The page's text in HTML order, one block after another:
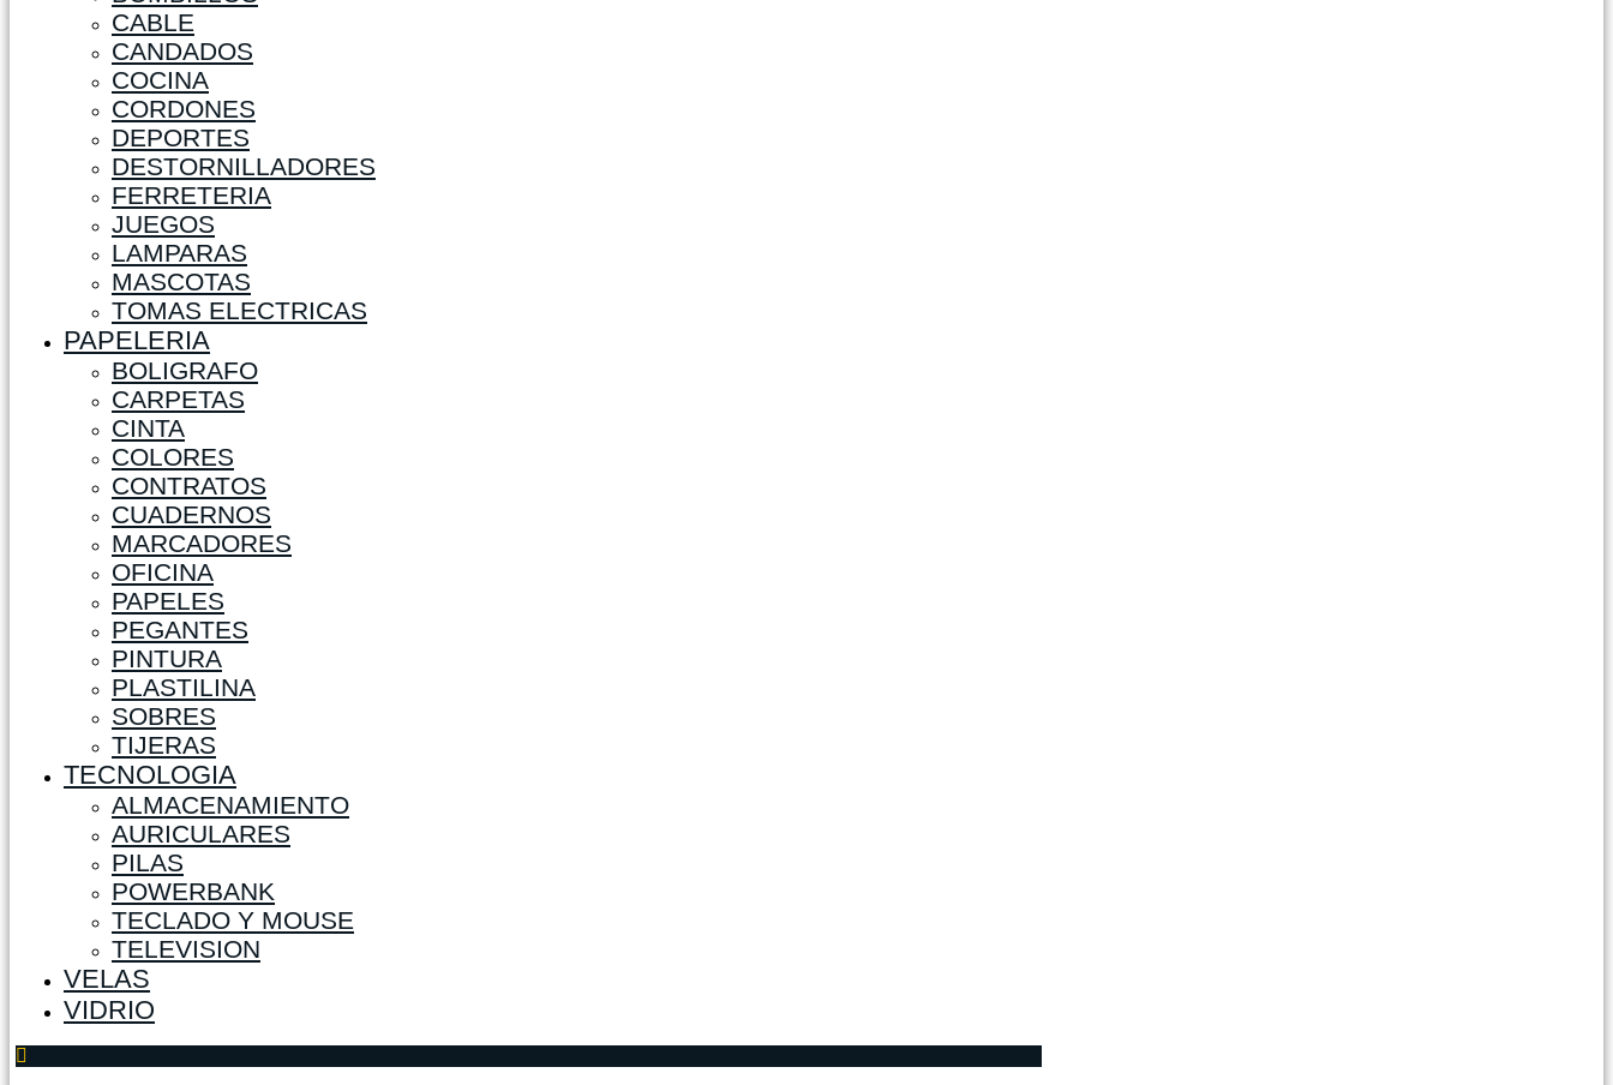
CABLE
CANDADOS
COCINA
CORDONES
DEPORTES
DESTORNILLADORES
FERRETERIA
JUEGOS
LAMPARAS
MASCOTAS
TOMAS ELECTRICAS
PAPELERIA
BOLIGRAFO
CARPETAS
CINTA
COLORES
CONTRATOS
CUADERNOS
MARCADORES
OFICINA
PAPELES
PEGANTES
PINTURA
PLASTILINA
SOBRES
TIJERAS
TECNOLOGIA
ALMACENAMIENTO
AURICULARES
PILAS
POWERBANK
TECLADO Y MOUSE
TELEVISION
VELAS
VIDRIO